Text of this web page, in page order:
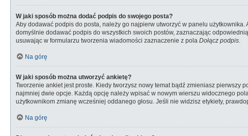
W jaki sposób można dodać podpis do swojego posta?
Aby dodawać podpis do posta, należy go najpierw utworzyć w panelu
domyślnie dodawać podpis do wszystkich swoich postów, zaznaczając
usuwając w formularzu tworzenia wiadomości zaznaczenie z pola Dołącz podpis.
Na górę
W jaki sposób można utworzyć ankietę?
Tworzenie ankiet jest proste. Kiedy tworzysz nowy temat bądź zmieniasz pierwszy
najmniej dwie opcje. Każdą opcję należy wpisać w nowym wierszu widocznego
użytkownikom zmianę wcześniej oddanego głosu. Jeśli nie widzisz etykiety,
Na górę